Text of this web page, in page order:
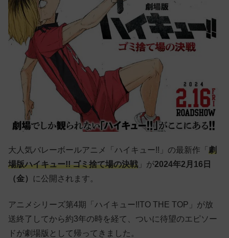
大人気バレーボールアニメ「ハイキュー!!」の最新作「 劇
場版ハイキュー!! ゴミ捨て場の決戦 」が2024年2月16日
（金） に公開されます。
アニメシリーズ第4期「ハイキュー!!TO THE TOP」が放
送終了してから約3年の時を経て、ついに待望のエピソー
ドが劇場版として帰ってきました。